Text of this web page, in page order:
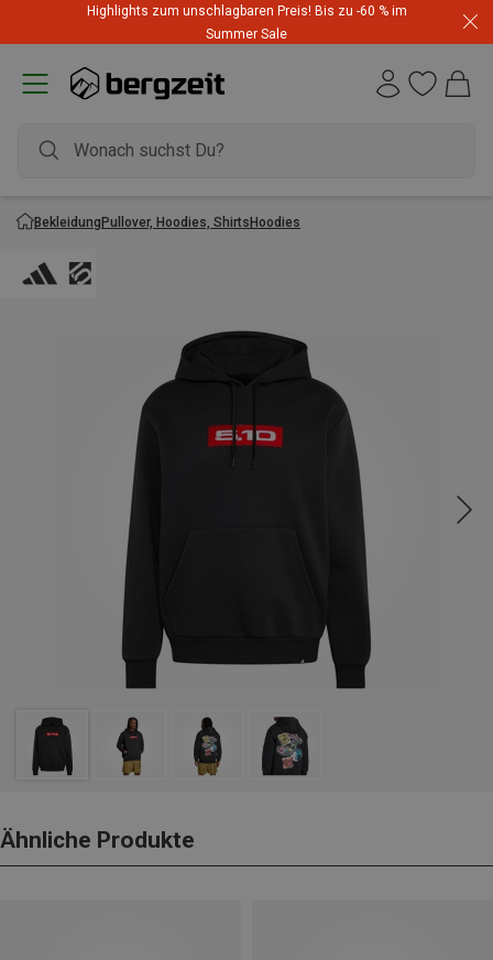
Highlights zum unschlagbaren Preis! Bis zu -60 % im
Summer Sale
BekleidungPullover, Hoodies, ShirtsHoodies
Ähnliche Produkte